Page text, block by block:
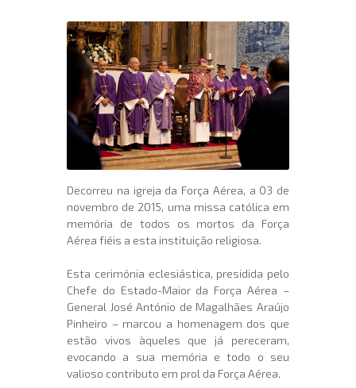
Decorreu na igreja da Força Aérea, a 03 de
novembro de 2015, uma missa católica em
memória de todos os mortos da Força
Aérea fiéis a esta instituição religiosa.
Esta cerimónia eclesiástica, presidida pelo
Chefe do Estado-Maior da Força Aérea –
General José António de Magalhães Araújo
Pinheiro – marcou a homenagem dos que
estão vivos àqueles que já pereceram,
evocando a sua memória e todo o seu
valioso contributo em prol da Força Aérea.